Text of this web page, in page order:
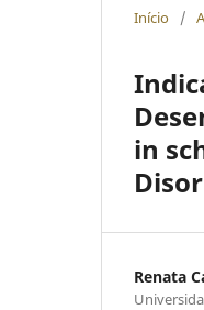
Início /
in
Renata